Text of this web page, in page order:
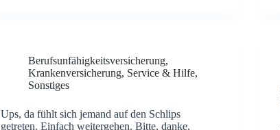
Berufsunfähigkeitsversicherung,
Krankenversicherung, Service & Hilfe,
Sonstiges
Ups, da fühlt sich jemand auf den Schlips
getreten. Einfach weitergehen. Bitte, danke,